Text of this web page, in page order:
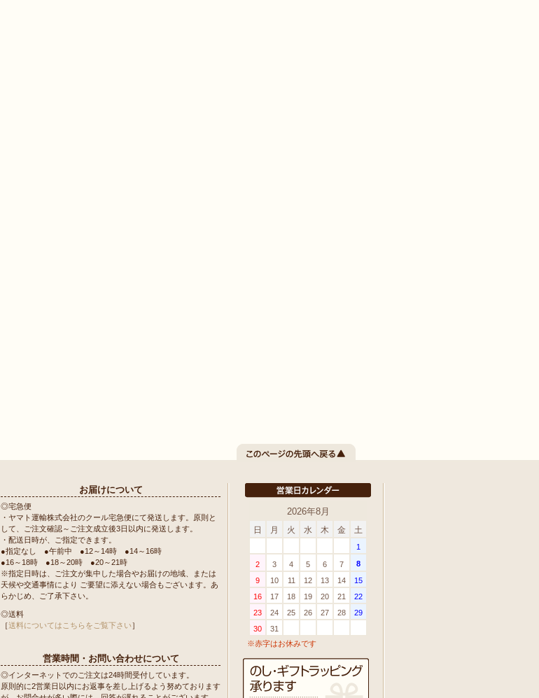
お届けについて
◎宅急便
・ヤマト運輸株式会社のクール宅急便にて発送します。原則と
して、ご注文確認～ご注文成立後3日以内に発送します。
・配送日時が、ご指定できます。
●指定なし ●午前中 ●12～14時 ●14～16時
●16～18時 ●18～20時 ●20～21時
※指定日時は、ご注文が集中した場合やお届けの地域、または
天候や交通事情により ご要望に添えない場合もございます。あ
らかじめ、ご了承下さい。
◎送料
［送料についてはこちらをご覧下さい］
営業時間・お問い合わせについて
◎インターネットでのご注文は24時間受付しています。
原則的に2営業日以内にお返事を差し上げるよう努めております
2026年8月
日 月 火 水 木 金 土
1
2 3 4 5 6 7
8
9
10 11 12 13 14
15
16
17 18 19 20 21
22
23
24 25 26 27 28
29
30
31
※赤字はお休みです